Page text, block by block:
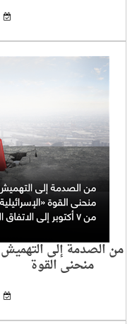
من الصدمة إلى التهميش
منحنى القوة